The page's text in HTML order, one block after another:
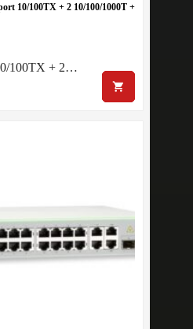
10/100TX + 2 10/100/1000T +
100TX + 2…